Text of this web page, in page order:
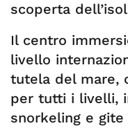
scoperta
Il centro
livello
tutela del mare,
per tutti i livelli,
snorkeling e